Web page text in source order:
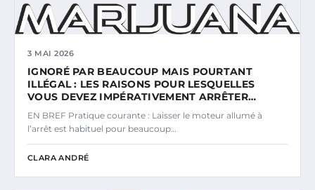
3 MAI 2026
IGNORÉ PAR BEAUCOUP MAIS POURTANT
ILLÉGAL : LES RAISONS POUR LESQUELLES
VOUS DEVEZ IMPÉRATIVEMENT ARRÊTER…
EN BREF Pratique courante : Laisser le moteur allumé à
l’arrêt est habituel pour beaucoup…
CLARA ANDRÉ